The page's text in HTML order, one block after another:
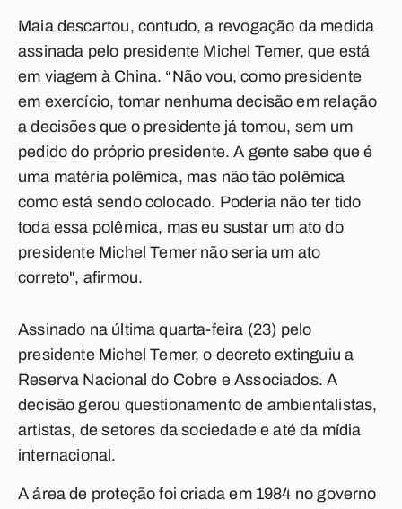
Maia descartou, contudo, a revogação da medida
assinada pelo presidente Michel Temer, que está
em viagem à China. “Não vou, como presidente
em exercício, tomar nenhuma decisão em relação
a decisões que o presidente já tomou, sem um
pedido do próprio presidente. A gente sabe que é
uma matéria polêmica, mas não tão polêmica
como está sendo colocado. Poderia não ter tido
toda essa polêmica, mas eu sustar um ato do
presidente Michel Temer não seria um ato
correto", afirmou.
Assinado na última quarta-feira (23) pelo
presidente Michel Temer, o decreto extinguiu a
Reserva Nacional do Cobre e Associados. A
decisão gerou questionamento de ambientalistas,
artistas, de setores da sociedade e até da mídia
internacional.
A área de proteção foi criada em 1984 no governo